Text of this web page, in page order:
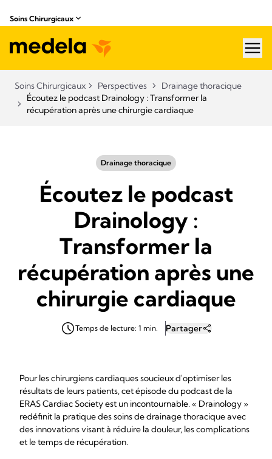
Soins Chirurgicaux
Soins Chirurgicaux Perspectives
Drainage thoracique
Écoutez le podcast Drainology : Transformer la
récupération après une chirurgie cardiaque
Drainage thoracique
Écoutez le podcast
Drainology :
Transformer la
récupération après une
chirurgie cardiaque
Temps de lecture: 1 min. Partager
Pour les chirurgiens cardiaques soucieux d'optimiser les
résultats de leurs patients, cet épisode du podcast de la
ERAS Cardiac Society est un incontournable. « Drainology »
redéfinit la pratique des soins de drainage thoracique avec
des innovations visant à réduire la douleur, les complications
et le temps de récupération.